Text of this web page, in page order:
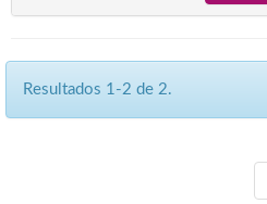
Resultados 1-2 de 2.